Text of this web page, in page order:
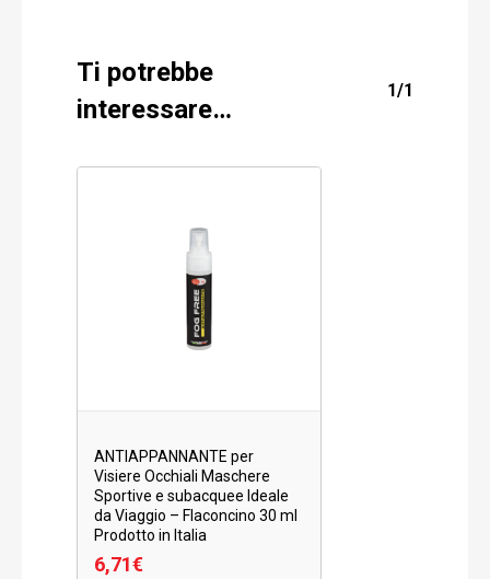
Ti potrebbe
interessare…
1/1
ANTIAPPANNANTE per
Visiere Occhiali Maschere
Sportive e subacquee Ideale
da Viaggio – Flaconcino 30 ml
Prodotto in Italia
6,71€